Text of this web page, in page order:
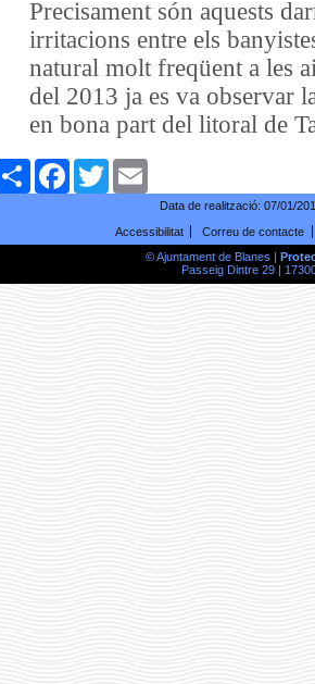
Precisament són aquests
irritacions entre els
natural molt freqüent a les
del 2013 ja es va observar
en bona part del litoral de
ComparteixFacebookTwitter
Data de realització: 07/01/
Accessibilitat
Correu de contacte
© Ajuntament de Blanes |
Passeig Dintre 29 |